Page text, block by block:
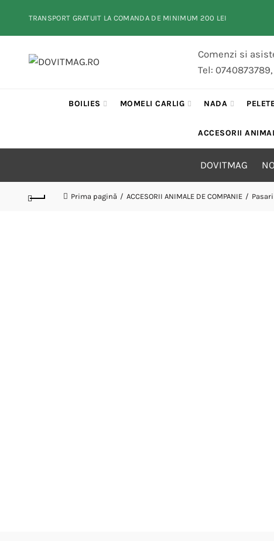
TRANSPORT GRATUIT LA COMANDA DE MINIMUM 200 LEI
Comenzi si
Tel:
BOILIES MOMELI CARLIG NADA
ACCESORII
DOVITMAG
Prima pagină ACCESORII ANIMALE DE COMPANIE Pasari